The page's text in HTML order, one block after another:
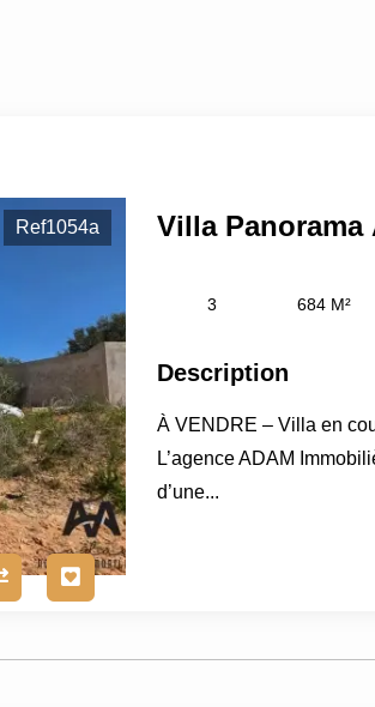
Ref1054a
3 684 M²
Description
À VENDRE – Villa en
L’agence ADAM
d’une...